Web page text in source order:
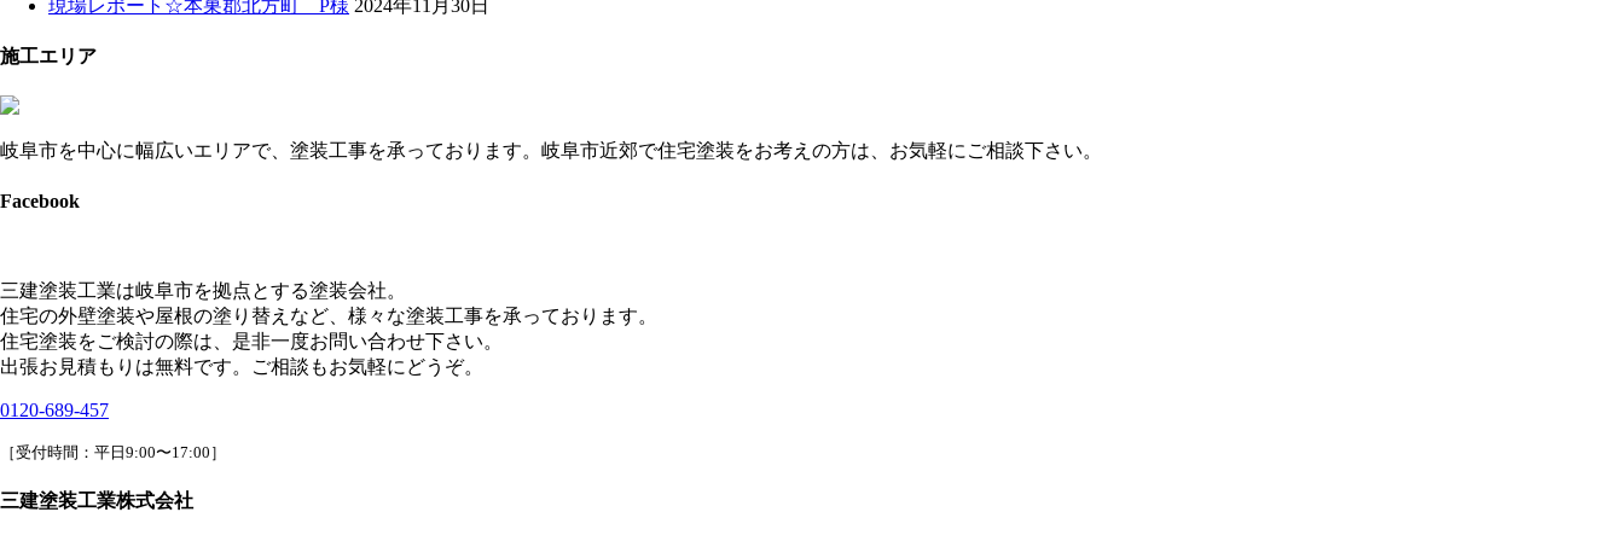
現場レポート☆本巣郡北方町 P様 2024年11月30日
施工エリア
岐阜市を中心に幅広いエリアで、塗装工事を承っております。岐阜市近郊で住宅塗装をお考えの方は、お気軽にご相談下さい。
Facebook
三建塗装工業は岐阜市を拠点とする塗装会社。
住宅の外壁塗装や屋根の塗り替えなど、様々な塗装工事を承っております。
住宅塗装をご検討の際は、是非一度お問い合わせ下さい。
出張お見積もりは無料です。ご相談もお気軽にどうぞ。
0120-689-457
［受付時間：平日9:00〜17:00］
三建塗装工業株式会社